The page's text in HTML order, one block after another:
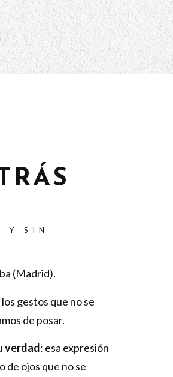
Y SIN
(Madrid).
gestos que no se
de posar.
verdad: esa expresión
de ojos que no se